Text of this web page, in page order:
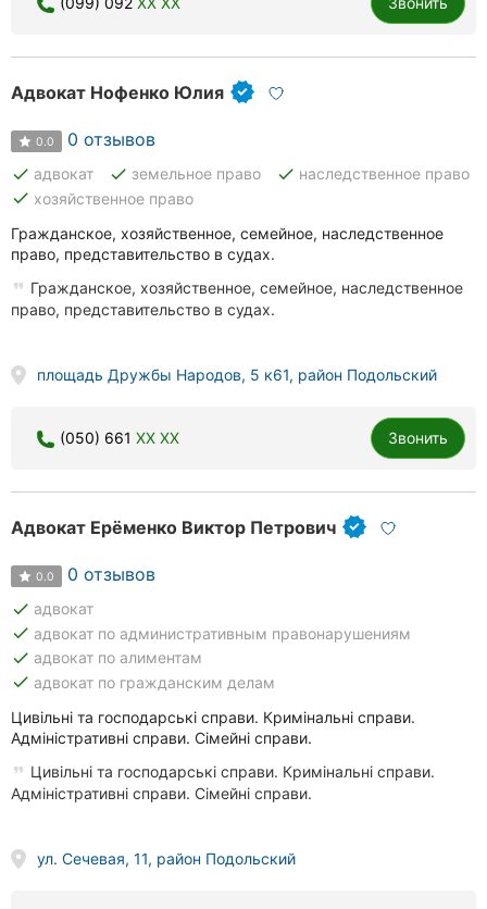
Адвокат Нофенко Юлия
0.0 0 отзывов
done адвокат done земельное право done наследственное право
done хозяйственное право
Гражданское, хозяйственное, семейное, наследственное
право, представительство в судах.
Гражданское, хозяйственное, семейное, наследственное
право, представительство в судах.
площадь Дружбы Народов, 5 к61, район Подольский
(050) 661 XX XX Звонить
Адвокат Ерёменко Виктор Петрович
0.0 0 отзывов
done адвокат
done адвокат по административным правонарушениям
done адвокат по алиментам
done адвокат по гражданским делам
Цивільні та господарські справи. Кримінальні справи.
Адміністративні справи. Сімейні справи.
Цивільні та господарські справи. Кримінальні справи.
Адміністративні справи. Сімейні справи.
ул. Сечевая, 11, район Подольский